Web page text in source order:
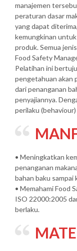
manajemen
peraturan dasar
yang dapat
kemungkinan
produk. Semua
Food Safety
Pelatihan ini
pengetahuan akan
dari penanganan
penyajiannya.
perilaku
• Meningkatkan
penanganan
bahan baku sampai
• Memahami Food
ISO 22000:2005
berlaku.